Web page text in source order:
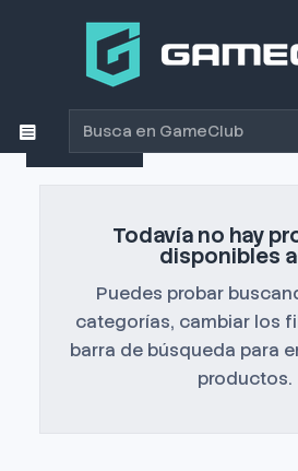
Productos
En liquidación
Filtros
Todavía no hay
disponibles
Puedes probar
categorías, cambiar los
barra de búsqueda para
productos.